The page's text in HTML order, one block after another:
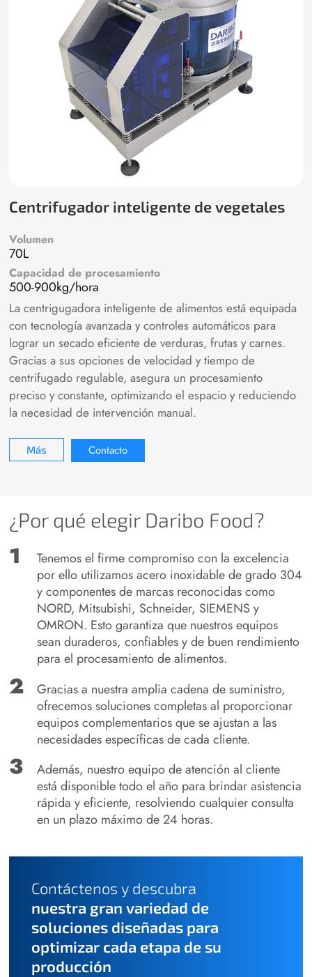
Centrifugador inteligente de vegetales
Volumen
70L
Capacidad de procesamiento
500-900kg/hora
La centrigugadora inteligente de alimentos está equipada
con tecnología avanzada y controles automáticos para
lograr un secado eficiente de verduras, frutas y carnes.
Gracias a sus opciones de velocidad y tiempo de
centrifugado regulable, asegura un procesamiento
preciso y constante, optimizando el espacio y reduciendo
la necesidad de intervención manual.
Más Contacto
¿Por qué elegir Daribo Food?
Tenemos el firme compromiso con la excelencia
por ello utilizamos acero inoxidable de grado 304
y componentes de marcas reconocidas como
NORD, Mitsubishi, Schneider, SIEMENS y
OMRON. Esto garantiza que nuestros equipos
sean duraderos, confiables y de buen rendimiento
para el procesamiento de alimentos.
Gracias a nuestra amplia cadena de suministro,
ofrecemos soluciones completas al proporcionar
equipos complementarios que se ajustan a las
necesidades específicas de cada cliente.
Además, nuestro equipo de atención al cliente
está disponible todo el año para brindar asistencia
rápida y eficiente, resolviendo cualquier consulta
en un plazo máximo de 24 horas.
Contáctenos y descubra
nuestra gran variedad de
soluciones diseñadas para
optimizar cada etapa de su
producción